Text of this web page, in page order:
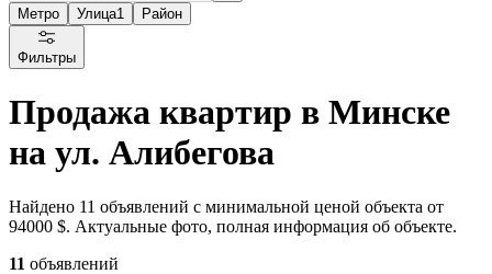
Метро Улица1 Район
Фильтры
Продажа квартир в Минске
на ул. Алибегова
Найдено 11 объявлений с минимальной ценой объекта от
94000 $. Актуальные фото, полная информация об объекте.
11 объявлений